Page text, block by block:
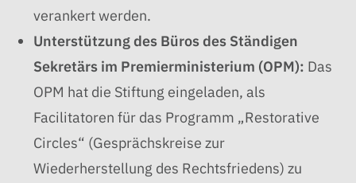
verankert werden.
Unterstützung des Büros des Ständigen
Sekretärs im Premierministerium (OPM): Das
OPM hat die Stiftung eingeladen, als
Facilitatoren für das Programm „Restorative
Circles“ (Gesprächskreise zur
Wiederherstellung des Rechtsfriedens) zu